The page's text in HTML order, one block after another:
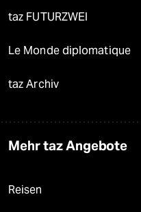
taz FUTURZWEI
Le Monde diplomatique
taz Archiv
Mehr taz Angebote
Reisen